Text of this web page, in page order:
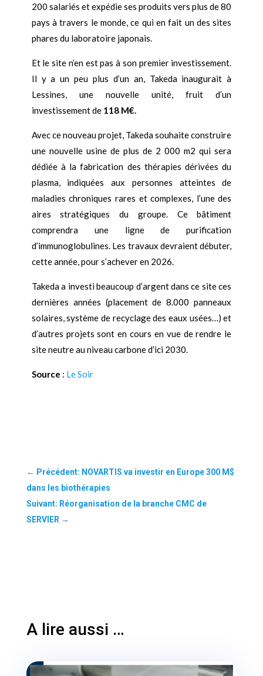
200 salariés et expédie ses produits vers plus de 80
pays à travers le monde, ce qui en fait un des sites
phares du laboratoire japonais.
Et le site n’en est pas à son premier investissement.
Il y a un peu plus d’un an, Takeda inaugurait à
Lessines, une nouvelle unité, fruit d’un
investissement de 118 M€.
Avec ce nouveau projet, Takeda souhaite construire
une nouvelle usine de plus de 2 000 m2 qui sera
dédiée à la fabrication des thérapies dérivées du
plasma, indiquées aux personnes atteintes de
maladies chroniques rares et complexes, l’une des
aires stratégiques du groupe. Ce bâtiment
comprendra une ligne de purification
d’immunoglobulines. Les travaux devraient débuter,
cette année, pour s’achever en 2026.
Takeda a investi beaucoup d’argent dans ce site ces
dernières années (placement de 8.000 panneaux
solaires, système de recyclage des eaux usées…) et
d’autres projets sont en cours en vue de rendre le
site neutre au niveau carbone d’ici 2030.
Source : Le Soir
← Précédent: NOVARTIS va investir en Europe 300 M$
dans les biothérapies
Suivant: Réorganisation de la branche CMC de
SERVIER →
A lire aussi …